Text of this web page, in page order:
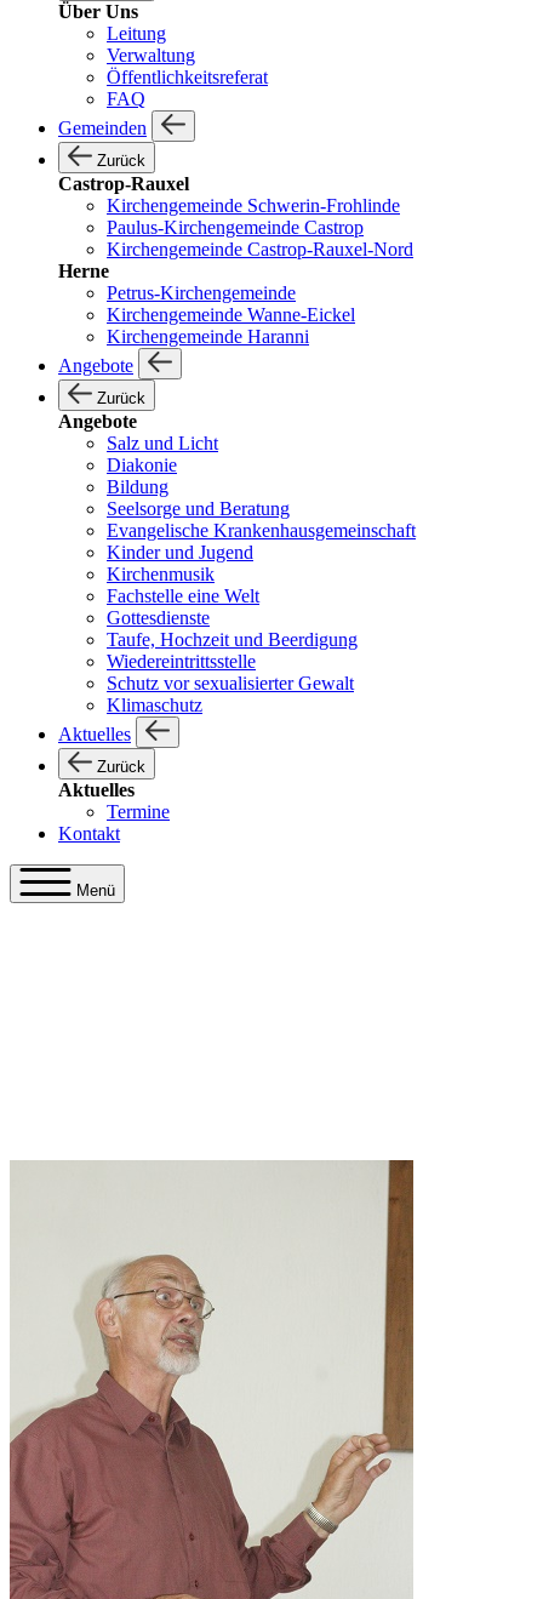
Über Uns
Leitung
Verwaltung
Öffentlichkeitsreferat
FAQ
Gemeinden
Zurück
Castrop-Rauxel
Kirchengemeinde Schwerin-Frohlinde
Paulus-Kirchengemeinde Castrop
Kirchengemeinde Castrop-Rauxel-Nord
Herne
Petrus-Kirchengemeinde
Kirchengemeinde Wanne-Eickel
Kirchengemeinde Haranni
Angebote
Zurück
Angebote
Salz und Licht
Diakonie
Bildung
Seelsorge und Beratung
Evangelische Krankenhausgemeinschaft
Kinder und Jugend
Kirchenmusik
Fachstelle eine Welt
Gottesdienste
Taufe, Hochzeit und Beerdigung
Wiedereintrittsstelle
Schutz vor sexualisierter Gewalt
Klimaschutz
Aktuelles
Zurück
Aktuelles
Termine
Kontakt
Menü